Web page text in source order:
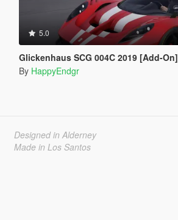
5.0
Glickenhaus SCG 004C 2019 [Add-On]
By HappyEndgr
Designed in Alderney
Made in Los Santos